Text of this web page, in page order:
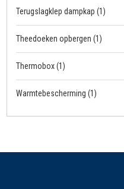
Terugslagklep dampkap(1)
Theedoeken opbergen(1)
Thermobox(1)
Warmtebescherming(1)